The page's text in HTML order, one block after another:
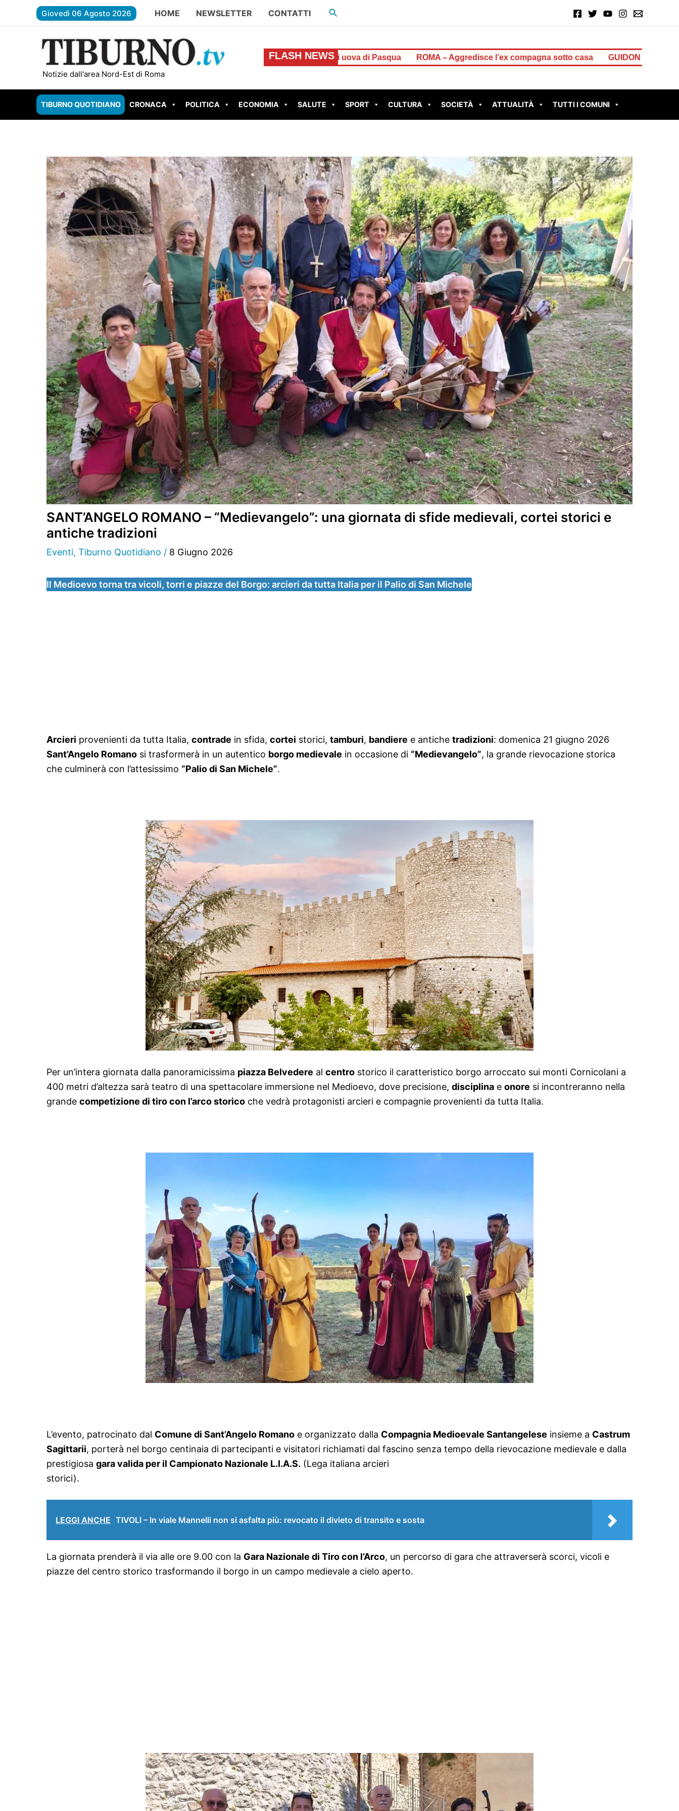
Giovedì 06 Agosto 2026 HOME NEWSLETTER CONTATTI Cerca
Notizie dall'area Nord-Est di Roma
FLASH NEWS
TIVOLI – Evade e rapina il supermercato: caccia alla ladra di uova di Pasqua ROMA – Aggredisce l’ex compagna sotto casa GUIDONIA BRUCIA ANCORA: nuovo
TIBURNO QUOTIDIANO CRONACA POLITICA ECONOMIA SALUTE SPORT CULTURA SOCIETÀ ATTUALITÀ TUTTI I COMUNI
SANT’ANGELO ROMANO – “Medievangelo”: una giornata di sfide medievali, cortei storici e
antiche tradizioni
Eventi, Tiburno Quotidiano / 8 Giugno 2026
Il Medioevo torna tra vicoli, torri e piazze del Borgo: arcieri da tutta Italia per il Palio di San Michele
Arcieri provenienti da tutta Italia, contrade in sfida, cortei storici, tamburi, bandiere e antiche tradizioni: domenica 21 giugno 2026
Sant’Angelo Romano si trasformerà in un autentico borgo medievale in occasione di “Medievangelo”, la grande rievocazione storica
che culminerà con l’attesissimo “Palio di San Michele”.
Per un’intera giornata dalla panoramicissima piazza Belvedere al centro storico il caratteristico borgo arroccato sui monti Cornicolani a
400 metri d’altezza sarà teatro di una spettacolare immersione nel Medioevo, dove precisione, disciplina e onore si incontreranno nella
grande competizione di tiro con l’arco storico che vedrà protagonisti arcieri e compagnie provenienti da tutta Italia.
L’evento, patrocinato dal Comune di Sant’Angelo Romano e organizzato dalla Compagnia Medioevale Santangelese insieme a Castrum
Sagittarii, porterà nel borgo centinaia di partecipanti e visitatori richiamati dal fascino senza tempo della rievocazione medievale e dalla
prestigiosa gara valida per il Campionato Nazionale L.I.A.S. (Lega italiana arcieri
storici).
LEGGI ANCHE TIVOLI – In viale Mannelli non si asfalta più: revocato il divieto di transito e sosta
La giornata prenderà il via alle ore 9.00 con la Gara Nazionale di Tiro con l’Arco, un percorso di gara che attraverserà scorci, vicoli e
piazze del centro storico trasformando il borgo in un campo medievale a cielo aperto.